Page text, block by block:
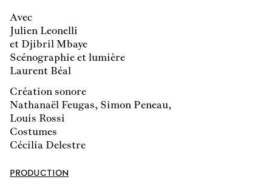
Avec
Julien Leonelli
et Djibril Mbaye
Scénographie et lumière
Laurent Béal
Création sonore
Nathanaël Feugas, Simon Peneau,
Louis Rossi
Costumes
Cécilia Delestre
PRODUCTION